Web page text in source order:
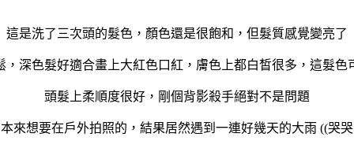
這是洗了三次頭的髮色，顏色還是很飽和，但髮質感覺變亮了
，深色髮好適合畫上大紅色口紅，膚色上都白皙很多，這髮色
頭髮上柔順度很好，剛個背影殺手絕對不是問題
本來想要在戶外拍照的，結果居然遇到一連好幾天的大雨 ((哭哭